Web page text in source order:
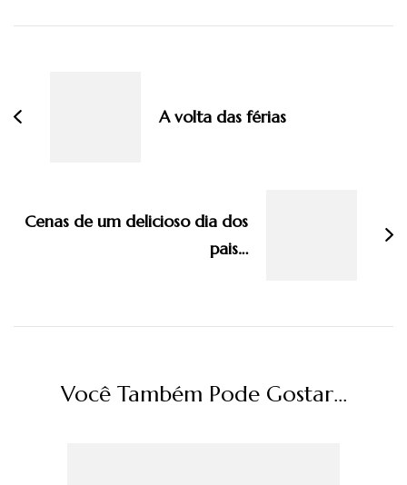
A volta das férias
Cenas de um delicioso dia dos
pais…
Você Também Pode Gostar...